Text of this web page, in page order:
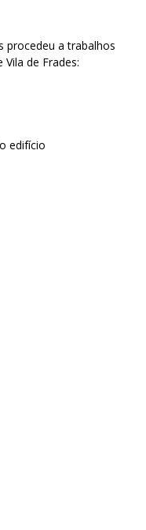
procedeu a trabalhos
de Frades:
edifício